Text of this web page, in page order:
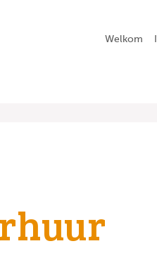
Welkom